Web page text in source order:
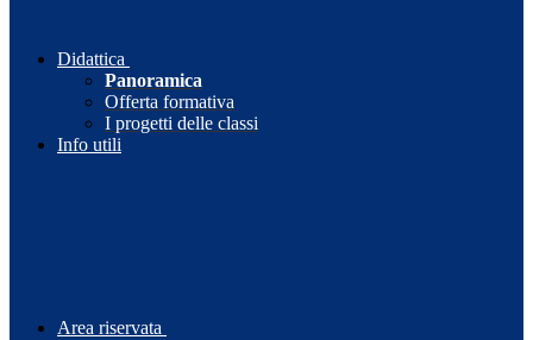
Didattica
Panoramica
Offerta formativa
I progetti delle classi
Info utili
Area riservata